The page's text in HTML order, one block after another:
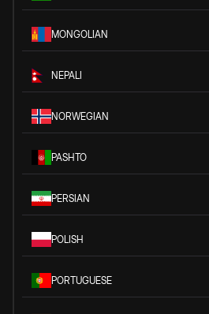
MONGOLIAN
NEPALI
NORWEGIAN
PASHTO
PERSIAN
POLISH
PORTUGUESE